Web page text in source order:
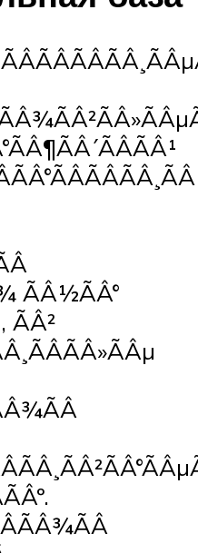
ÃÂ½ÃÂ°
ÃÂ²